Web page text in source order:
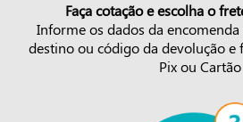
Faça cotação e escolha o
Informe os dados da
destino ou código da devolução e
Pix ou Cartão